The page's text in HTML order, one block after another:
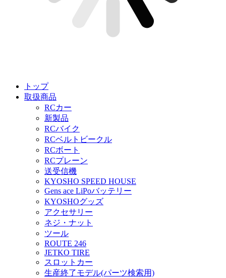
トップ
取扱商品
RCカー
新製品
RCバイク
RCベルトビークル
RCボート
RCプレーン
送受信機
KYOSHO SPEED HOUSE
Gens ace LiPoバッテリー
KYOSHOグッズ
アクセサリー
ネジ・ナット
ツール
ROUTE 246
JETKO TIRE
スロットカー
生産終了モデル(パーツ検索用)